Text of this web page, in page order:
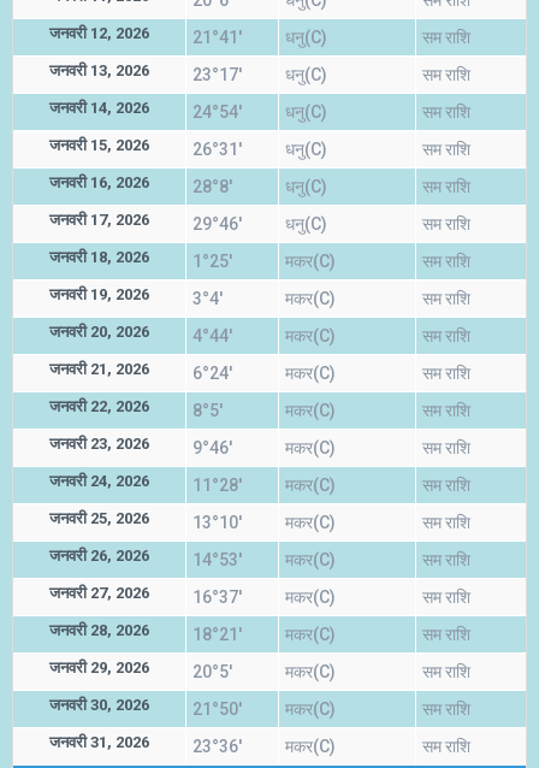
जनवरी 12, 2026 21°41' धनु(C) सम राशि
जनवरी 13, 2026 23°17' धनु(C) सम राशि
जनवरी 14, 2026 24°54' धनु(C) सम राशि
जनवरी 15, 2026 26°31' धनु(C) सम राशि
जनवरी 16, 2026 28°8' धनु(C) सम राशि
जनवरी 17, 2026 29°46' धनु(C) सम राशि
जनवरी 18, 2026 1°25' मकर(C) सम राशि
जनवरी 19, 2026 3°4' मकर(C) सम राशि
जनवरी 20, 2026 4°44' मकर(C) सम राशि
जनवरी 21, 2026 6°24' मकर(C) सम राशि
जनवरी 22, 2026 8°5' मकर(C) सम राशि
जनवरी 23, 2026 9°46' मकर(C) सम राशि
जनवरी 24, 2026 11°28' मकर(C) सम राशि
जनवरी 25, 2026 13°10' मकर(C) सम राशि
जनवरी 26, 2026 14°53' मकर(C) सम राशि
जनवरी 27, 2026 16°37' मकर(C) सम राशि
जनवरी 28, 2026 18°21' मकर(C) सम राशि
जनवरी 29, 2026 20°5' मकर(C) सम राशि
जनवरी 30, 2026 21°50' मकर(C) सम राशि
जनवरी 31, 2026 23°36' मकर(C) सम राशि